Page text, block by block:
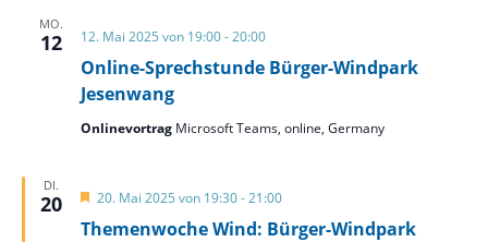
MO.
12
Online-Sprechstunde Bürger-Windpark
Jesenwang
12. Mai 2025 von 19:00-20:00
Onlinevortrag Microsoft Teams, online, Germany
DI.
20
Themenwoche Wind: Bürger-Windpark
Hervorgehoben
20. Mai 2025 von 19:30-21:00